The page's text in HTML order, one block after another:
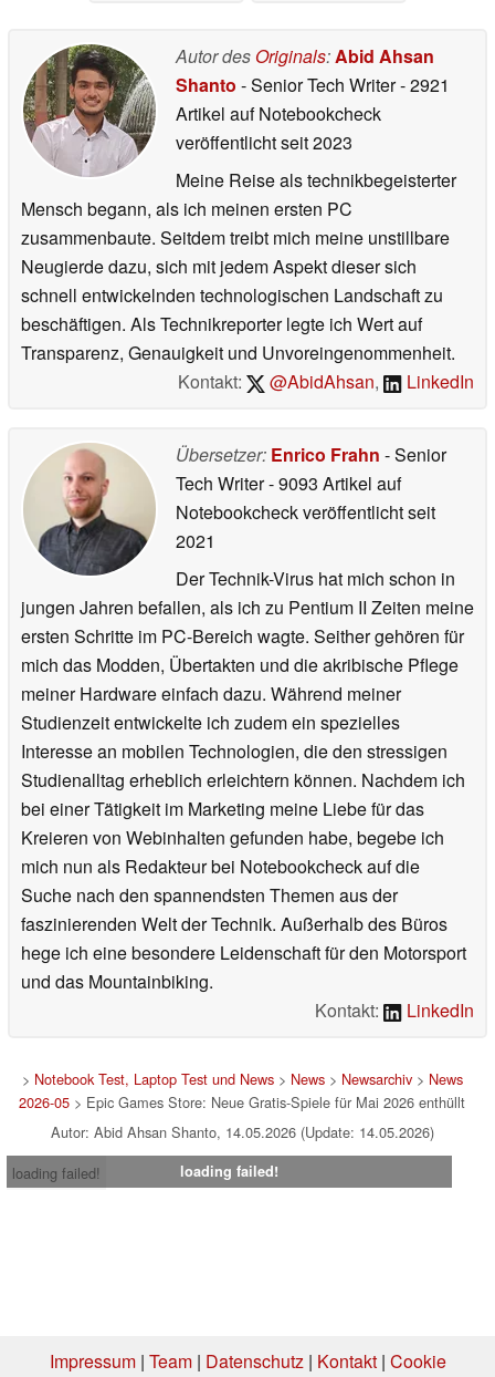
Autor des Originals:Abid Ahsan
Shanto - Senior Tech Writer- 2921
Artikel auf Notebookcheck
veröffentlichtseit 2023
Meine Reise als technikbegeisterter
Mensch begann, als ich meinen ersten PC
zusammenbaute. Seitdem treibt mich meine unstillbare
Neugierde dazu, sich mit jedem Aspekt dieser sich
schnell entwickelnden technologischen Landschaft zu
beschäftigen. Als Technikreporter legte ich Wert auf
Transparenz, Genauigkeit und Unvoreingenommenheit.
Kontakt:
@AbidAhsan, LinkedIn
Übersetzer: Enrico Frahn - Senior
Tech Writer- 9093 Artikel auf
Notebookcheck veröffentlichtseit
2021
Der Technik-Virus hat mich schon in
jungen Jahren befallen, als ich zu Pentium II Zeiten meine
ersten Schritte im PC-Bereich wagte. Seither gehören für
mich das Modden, Übertakten und die akribische Pflege
meiner Hardware einfach dazu. Während meiner
Studienzeit entwickelte ich zudem ein spezielles
Interesse an mobilen Technologien, die den stressigen
Studienalltag erheblich erleichtern können. Nachdem ich
bei einer Tätigkeit im Marketing meine Liebe für das
Kreieren von Webinhalten gefunden habe, begebe ich
mich nun als Redakteur bei Notebookcheck auf die
Suche nach den spannendsten Themen aus der
faszinierenden Welt der Technik. Außerhalb des Büros
hege ich eine besondere Leidenschaft für den Motorsport
und das Mountainbiking.
Kontakt:
LinkedIn
> Notebook Test, Laptop Test und News> News> Newsarchiv> News
2026-05 > Epic Games Store: Neue Gratis-Spiele für Mai 2026 enthüllt
Autor: Abid Ahsan Shanto, 14.05.2026 (Update: 14.05.2026)
loading failed!
loading failed!
Impressum| Team| Datenschutz| Kontakt| Cookie